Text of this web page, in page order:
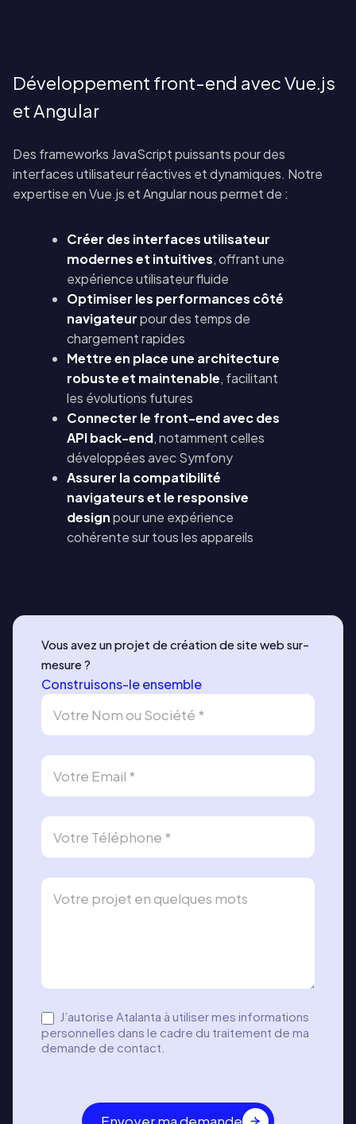
Vous avez un projet de création de site web sur-
mesure ?
Construisons-le ensemble
D
a
e
e
c
c
–
l
J’autorise Atalanta à utiliser mes informations
personnelles dans le cadre du traitement de ma
demande de contact.
Développement front-end avec Vue.js
et Angular
Des frameworks JavaScript puissants pour des
interfaces utilisateur réactives et dynamiques. Notre
expertise en Vue.js et Angular nous permet de :
Créer des interfaces utilisateur
modernes et intuitives, offrant une
expérience utilisateur fluide
Optimiser les performances côté
navigateurpour des temps de
chargement rapides
Mettre en place une architecture
robuste et maintenable, facilitant
les évolutions futures
Connecter le front-end avec des
API back-end, notamment celles
développées avec Symfony
Assurer la compatibilité
navigateurs et le responsive
designpour une expérience
cohérente sur tous les appareils